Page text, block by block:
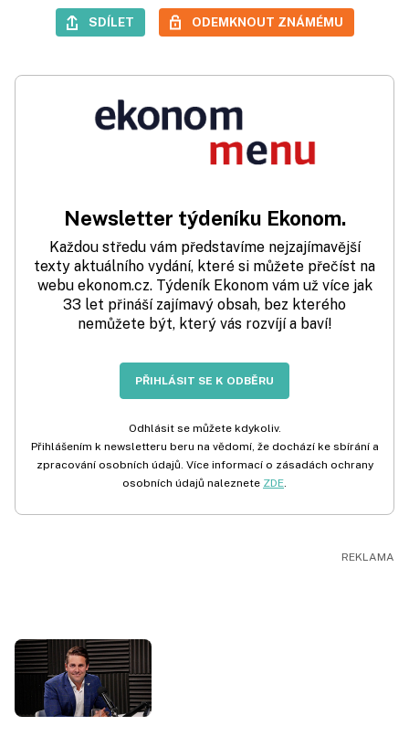
SDÍLET ODEMKNOUT ZNÁMÉMU
Newsletter týdeníku Ekonom.
Každou středu vám představíme nejzajímavější
texty aktuálního vydání, které si můžete přečíst na
webu ekonom.cz. Týdeník Ekonom vám už více jak
33 let přináší zajímavý obsah, bez kterého
nemůžete být, který vás rozvíjí a baví!
PŘIHLÁSIT SE K ODBĚRU
Odhlásit se můžete kdykoliv.
Přihlášením k newsletteru beru na vědomí, že dochází ke sbírání a
zpracování osobních údajů. Více informací o zásadách ochrany
osobních údajů naleznete ZDE.